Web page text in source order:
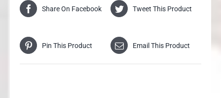
Share On Facebook Tweet This Product
Pin This Product Email This Product